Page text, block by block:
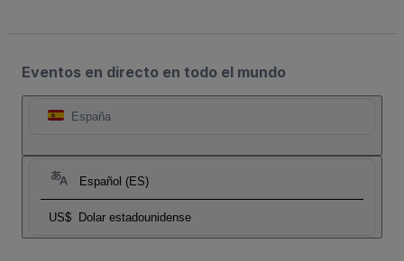
Eventos en directo en todo el mundo
España
Español (ES)
US$ Dolar estadounidense